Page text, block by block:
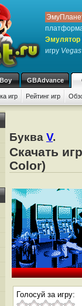
Эмулятор
игру
GBAdvance
игр Рейтинг игр
Буква V.
Скачать
Color)
Голосуй за игру: